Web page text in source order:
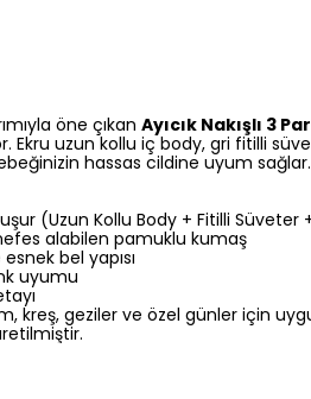
öne çıkan Ayıcık Nakışlı 3
Ekru uzun kollu iç body, gri fitilli
hassas cildine uyum sağlar.
(Uzun Kollu Body + Fitilli Süveter
alabilen pamuklu kumaş
bel yapısı
uyumu
kreş, geziler ve özel günler için